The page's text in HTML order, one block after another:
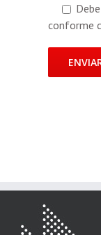
conforme